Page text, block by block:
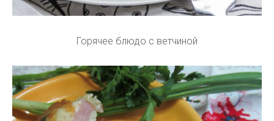
Горячее блюдо с ветчиной